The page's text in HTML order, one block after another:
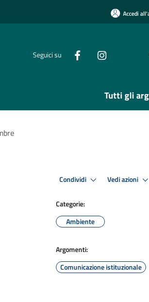
Accedi
Seguici su
Tutti gli
Condividi Vedi azioni
Categorie:
Ambiente
Argomenti:
Comunicazione istituzionale